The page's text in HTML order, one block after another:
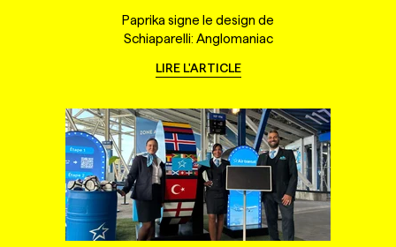
Paprika signe le design de
Schiaparelli: Anglomaniac
LIRE L'ARTICLE